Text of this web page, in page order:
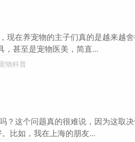
现在养宠物的主子们真的是越来越
，甚至是宠物医美，简直...
物科普
？这个问题真的很难说，因为这取
比如，我在上海的朋友...